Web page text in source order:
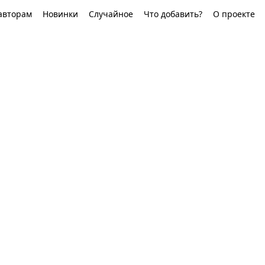
Новинки Случайное Что добавить? О проекте